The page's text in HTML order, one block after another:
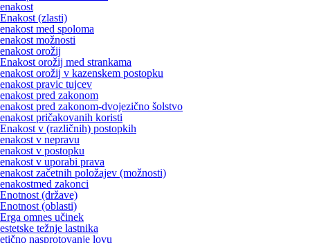
enakost
Enakost (zlasti)
enakost med spoloma
enakost možnosti
enakost orožij
Enakost orožij med strankama
enakost orožij v kazenskem postopku
enakost pravic tujcev
enakost pred zakonom
enakost pred zakonom-dvojezično šolstvo
enakost pričakovanih koristi
Enakost v (različnih) postopkih
enakost v nepravu
enakost v postopku
enakost v uporabi prava
enakost začetnih položajev (možnosti)
enakostmed zakonci
Enotnost (države)
Enotnost (oblasti)
Erga omnes učinek
estetske težnje lastnika
etično nasprotovanje lovu